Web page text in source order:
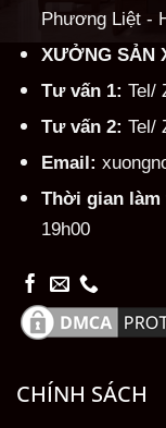
Phương Liệt -
XƯỞNG SẢN
Tư vấn 1: Tel/
Tư vấn 2: Tel/
Email:
Thời gian làm
19h00
CHÍNH SÁCH